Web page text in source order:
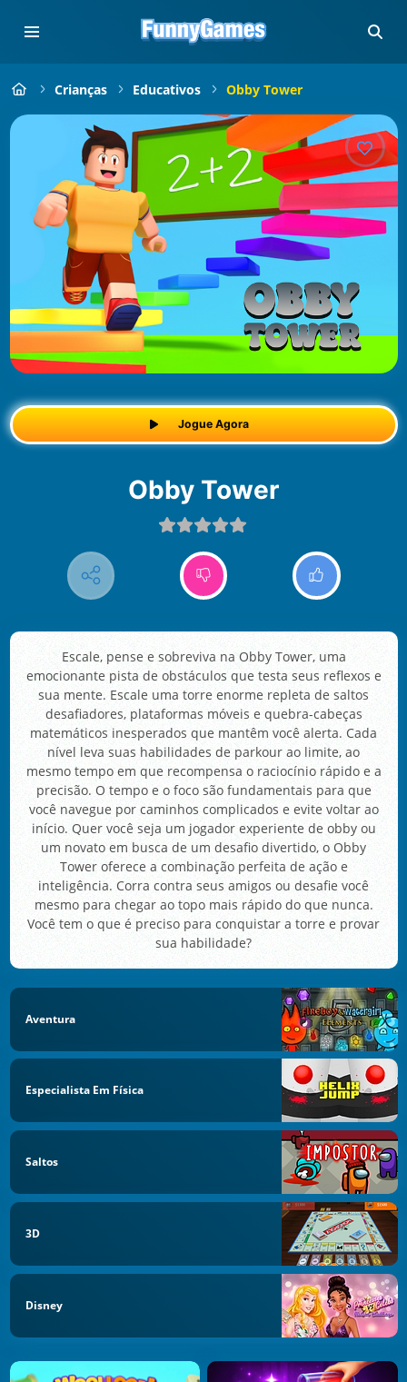
Crianças Educativos Obby Tower
Jogue Agora
Obby Tower
Escale, pense e sobreviva na Obby Tower, uma
emocionante pista de obstáculos que testa seus reflexos e
sua mente. Escale uma torre enorme repleta de saltos
desafiadores, plataformas móveis e quebra-cabeças
matemáticos inesperados que mantêm você alerta. Cada
nível leva suas habilidades de parkour ao limite, ao
mesmo tempo em que recompensa o raciocínio rápido e a
precisão. O tempo e o foco são fundamentais para que
você navegue por caminhos complicados e evite voltar ao
início. Quer você seja um jogador experiente de obby ou
um novato em busca de um desafio divertido, o Obby
Tower oferece a combinação perfeita de ação e
inteligência. Corra contra seus amigos ou desafie você
mesmo para chegar ao topo mais rápido do que nunca.
Você tem o que é preciso para conquistar a torre e provar
sua habilidade?
Aventura
Especialista Em Física
Saltos
3D
Disney